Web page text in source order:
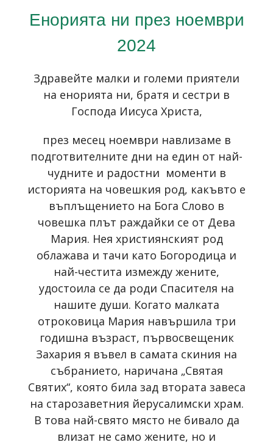
Енорията ни през ноември
2024
Здравейте малки и големи приятели
на енорията ни, братя и сестри в
Господа Иисуса Христа,
през месец ноември навлизаме в
подготвителните дни на един от най-
чудните и радостни моменти в
историята на човешкия род, какъвто е
въплъщението на Бога Слово в
човешка плът раждайки се от Дева
Мария. Нея християнският род
облажава и тачи като Богородица и
най-честита измежду жените,
удостоила се да роди Спасителя на
нашите души. Когато малката
отроковица Мария навършила три
годишна възраст, първосвещеник
Захария я въвел в самата скиния на
събранието, наричана „Святая
Святих“, която била зад втората завеса
на старозаветния йерусалимски храм.
В това най-свято място не бивало да
влизат не само жените, но и